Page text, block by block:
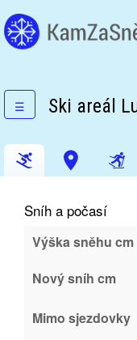
☰ Ski areál
Sníh a počasí
Výška sněhu cm
Nový sníh cm
Mimo sjezdovky